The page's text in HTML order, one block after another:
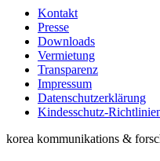
Kontakt
Presse
Downloads
Vermietung
Transparenz
Impressum
Datenschutzerklärung
Kindesschutz-
korea kommunikations &